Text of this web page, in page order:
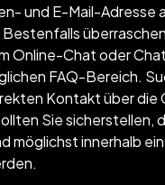
und E-Mail-Adresse
Online-Chat oder
FAQ-Bereich.
Kontakt über die
Sie sicherstellen,
möglichst innerhalb